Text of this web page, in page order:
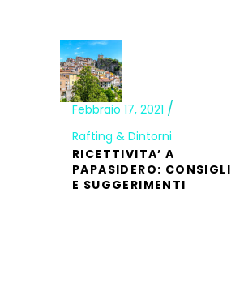
Febbraio 17, 2021
Rafting & Dintorni
RICETTIVITA’ A
PAPASIDERO: CONSIGLI
E SUGGERIMENTI